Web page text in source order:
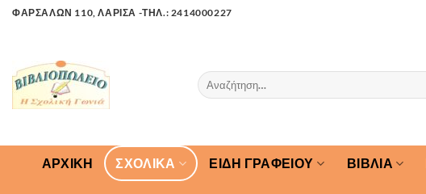
Μετάβαση
ΦΑΡΣΑΛΩΝ 110, ΛΑΡΙΣΑ -ΤΗΛ.: 2414000227
Αναζήτηση
για:
ΑΡΧΙΚΉ ΣΧΟΛΙΚΑ ΕΙΔΗ ΓΡΑΦΕΙΟΥ ΒΙΒΛΙΑ